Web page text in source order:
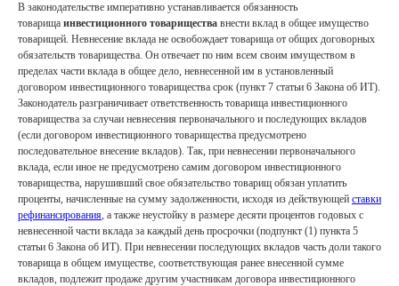
В законодательстве императивно устанавливается обязанность
товарища инвестиционного товарищества внести вклад в общее имущество
товарищей. Невнесение вклада не освобождает товарища от общих договорных
обязательств товарищества. Он отвечает по ним всем своим имуществом в
пределах части вклада в общее дело, невнесенной им в установленный
договором инвестиционного товарищества срок (пункт 7 статьи 6 Закона об ИТ).
Законодатель разграничивает ответственность товарища инвестиционного
товарищества за случаи невнесения первоначального и последующих вкладов
(если договором инвестиционного товарищества предусмотрено
последовательное внесение вкладов). Так, при невнесении первоначального
вклада, если иное не предусмотрено самим договором инвестиционного
товарищества, нарушивший свое обязательство товарищ обязан уплатить
проценты, начисленные на сумму задолженности, исходя из действующей ставки
рефинансирования, а также неустойку в размере десяти процентов годовых с
невнесенной части вклада за каждый день просрочки (подпункт (1) пункта 5
статьи 6 Закона об ИТ). При невнесении последующих вкладов часть доли такого
товарища в общем имуществе, соответствующая ранее внесенной сумме
вкладов, подлежит продаже другим участникам договора инвестиционного